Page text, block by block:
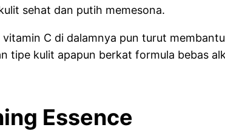
sehat dan putih memesona.
C di dalamnya pun turut
tipe kulit apapun berkat formula bebas
Essence